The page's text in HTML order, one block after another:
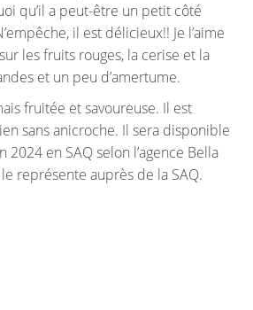
qu’il a peut-être un petit côté
il est délicieux!! Je l’aime
les fruits rouges, la cerise et la
et un peu d’amertume.
fruitée et savoureuse. Il est
sans anicroche. Il sera disponible
en SAQ selon l’agence Bella
représente auprès de la SAQ.